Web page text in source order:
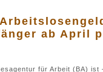
ab April
für Arbeit (BA)